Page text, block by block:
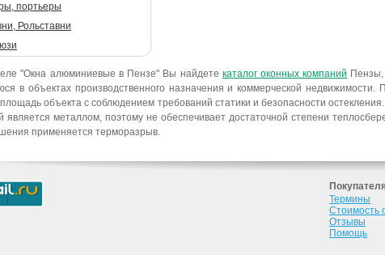
портьеры
Рольставни
"Окна алюминиевые в Пензе" Вы найдете каталог оконных компаний
в объектах производственного назначения и коммерческой
объекта с соблюдением требований статики и безопасности
является металлом, поэтому не обеспечивает достаточной степени
применяется терморазрыв.
Термины
Стоимость
Отзывы
Помощь